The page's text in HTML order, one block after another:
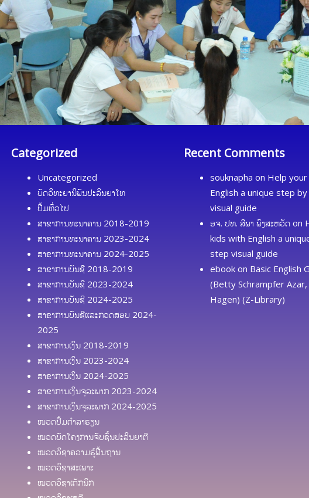
Categorized
Uncategorized
ບົດວິທະຍານິພົນປະລິນຍາໂທ
ປື້ມທົ່ວໄປ
ສາຂາການທະນາຄານ 2018-2019
ສາຂາການທະນາຄານ 2023-2024
ສາຂາການທະນາຄານ 2024-2025
ສາຂາການບັນຊີ 2018-2019
ສາຂາການບັນຊີ 2023-2024
ສາຂາການບັນຊີ 2024-2025
ສາຂາການບັນຊີແລະກວດສອບ 2024-
2025
ສາຂາການເງິນ 2018-2019
ສາຂາການເງິນ 2023-2024
ສາຂາການເງິນ 2024-2025
ສາຂາການເງິນຈຸລະພາກ 2023-2024
ສາຂາການເງິນຈຸລະພາກ 2024-2025
ໜວດປຶ້ມຕຳລາຮຽນ
ໝວດບົດໂຄງການຈົບຊັ້ນປະລິນຍາຕີ
ໝວດວິຊາຄວາມຮູ້ຟື້ນຖານ
ໝວດວິຊາສະເພາະ
ໝວດວິຊາເຕັກນິກ
Recent Comments
souknapha on Help
English a unique step
visual guide
ອຈ. ປທ. ສີພາ ພົງສະຫວັດ on
kids with English a
step visual guide
ebook on Basic English
(Betty Schrampfer Azar,
Hagen) (Z-Library)